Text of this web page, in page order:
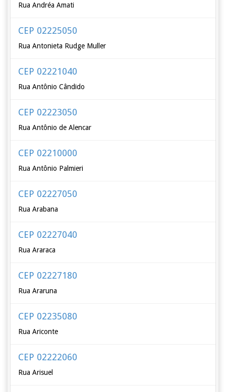
Rua Andréa Amati
CEP 02225050
Rua Antonieta Rudge Muller
CEP 02221040
Rua Antônio Cândido
CEP 02223050
Rua Antônio de Alencar
CEP 02210000
Rua Antônio Palmieri
CEP 02227050
Rua Arabana
CEP 02227040
Rua Araraca
CEP 02227180
Rua Araruna
CEP 02235080
Rua Ariconte
CEP 02222060
Rua Arisuel